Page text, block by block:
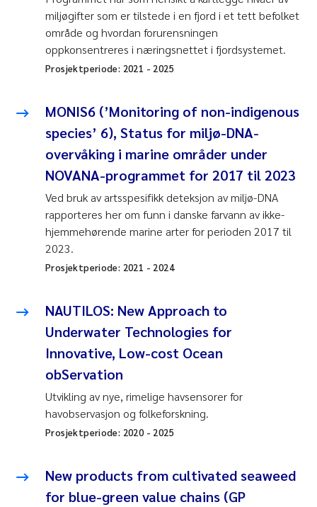
miljøgifter som er tilstede i en fjord i et tett befolket
område og hvordan forurensningen
oppkonsentreres i næringsnettet i fjordsystemet.
Prosjektperiode: 2021 - 2025
MONIS6 (’Monitoring of non-indigenous
species’ 6), Status for miljø-DNA-
overvåking i marine områder under
NOVANA-programmet for 2017 til 2023
Ved bruk av artsspesifikk deteksjon av miljø-DNA
rapporteres her om funn i danske farvann av ikke-
hjemmehørende marine arter for perioden 2017 til
2023.
Prosjektperiode: 2021 - 2024
NAUTILOS: New Approach to
Underwater Technologies for
Innovative, Low-cost Ocean
obServation
Utvikling av nye, rimelige havsensorer for
havobservasjon og folkeforskning.
Prosjektperiode: 2020- 2025
New products from cultivated seaweed
for blue-green value chains (GP